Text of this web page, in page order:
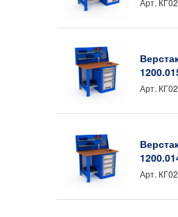
Дополнительно может
А также другие
Тип покрытия:
Цвет: комбинированный
Страна производства:
Импортер в РБ: ООО
Арт.
Арт.
Арт.